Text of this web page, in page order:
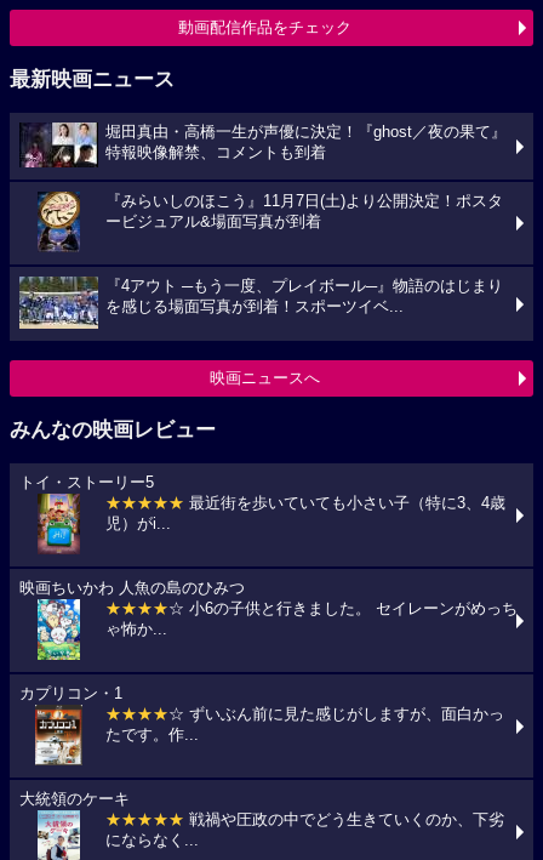
動画配信作品をチェック
最新映画ニュース
堀田真由・高橋一生が声優に決定！『ghost／夜の果て』
特報映像解禁、コメントも到着
『みらいしのほこう』11月7日(土)より公開決定！ポスタ
ービジュアル&場面写真が到着
『4アウト ─もう一度、プレイボール─』物語のはじまり
を感じる場面写真が到着！スポーツイベ...
映画ニュースへ
みんなの映画レビュー
トイ・ストーリー5
★★★★★ 最近街を歩いていても小さい子（特に3、4歳
児）がi...
映画ちいかわ 人魚の島のひみつ
★★★★☆ 小6の子供と行きました。 セイレーンがめっち
ゃ怖か...
カプリコン・1
★★★★☆ ずいぶん前に見た感じがしますが、面白かっ
たです。作...
大統領のケーキ
★★★★★ 戦禍や圧政の中でどう生きていくのか、下劣
にならなく...